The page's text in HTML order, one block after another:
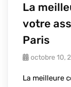
La
votre
Paris
octobre 10,
La meilleure